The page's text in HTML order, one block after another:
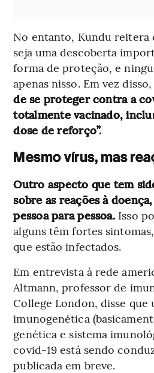
No entanto, Kundu reitera
seja uma descoberta
forma de proteção, e
apenas nisso. Em vez
de se proteger contra a
totalmente vacinado,
dose de reforço”.
Mesmo vírus, mas
Outro aspecto que tem
sobre as reações à
pessoa para pessoa. Isso
alguns têm fortes
que estão infectados.
Em entrevista à rede
Altmann, professor de
College London, disse que
imunogenética
genética e sistema
covid-19 está sendo
publicada em breve.